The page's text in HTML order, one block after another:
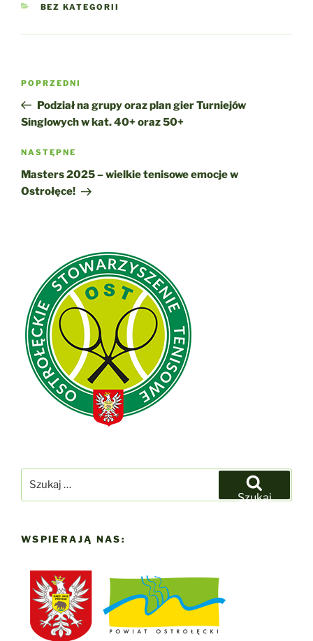
KATEGORIE
BEZ KATEGORII
Poprzedni
wpis
POPRZEDNI
Podział na grupy oraz plan gier Turniejów
Singlowych w kat. 40+ oraz 50+
Następny
wpis
NASTĘPNE
Masters 2025 – wielkie tenisowe emocje w
Ostrołęce!
Szukaj
WSPIERAJĄ NAS: